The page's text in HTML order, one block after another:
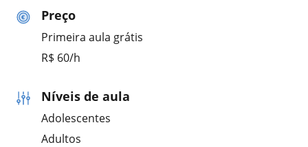
Preço
Primeira aula grátis
R$ 60/h
Níveis de aula
Adolescentes
Adultos